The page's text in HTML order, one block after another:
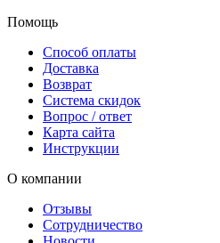
Помощь
Способ оплаты
Доставка
Возврат
Система скидок
Вопрос / ответ
Карта сайта
Инструкции
О компании
Отзывы
Сотрудничество